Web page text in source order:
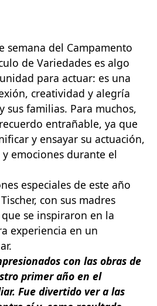
semana del Campamento
de Variedades es algo
para actuar: es una
creatividad y alegría
sus familias. Para muchos,
entrañable, ya que
y ensayar su actuación,
emociones durante el
especiales de este año
con sus madres
se inspiraron en la
experiencia en un
con las obras de
primer año en el
Fue divertido ver a las